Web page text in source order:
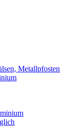
Metallpfosten